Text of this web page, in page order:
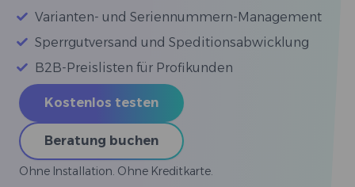
Varianten- und Seriennummern-Management
Sperrgutversand und Speditionsabwicklung
B2B-Preislisten für Profikunden
Kostenlos testen
Beratung buchen
Ohne Installation. Ohne Kreditkarte.